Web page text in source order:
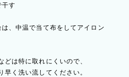
干す
は、中温で当て布をしてアイロン
は特に取れにくいので、
く洗い流してください。